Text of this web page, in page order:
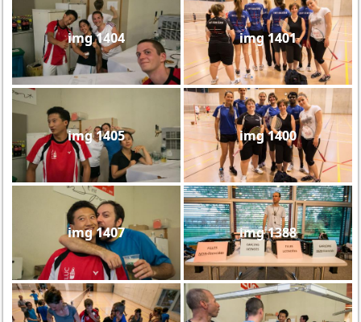
img 1404 img 1401
img 1405 img 1400
img 1407 img 1388